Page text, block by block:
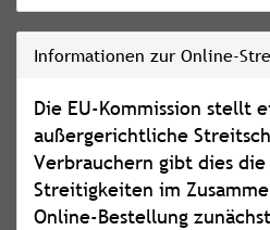
Informationen zur Online-
Die EU-Kommission stellt
außergerichtliche
Verbrauchern gibt dies
Streitigkeiten im
Online-Bestellung